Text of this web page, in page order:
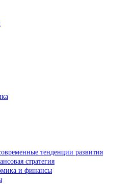
тенденции развития
стратегия
и финансы